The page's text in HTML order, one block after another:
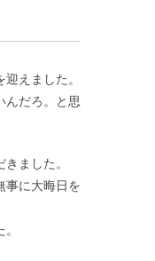
えました。
だろ。と思
ました。
事に大晦日を